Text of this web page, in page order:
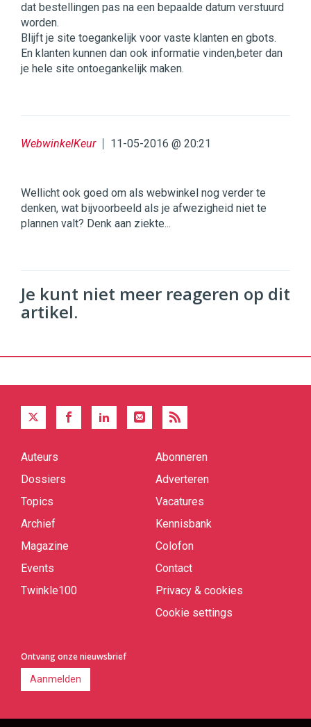
dat bestellingen pas na een bepaalde datum verstuurd
worden.
Blijft je site toegankelijk voor vaste klanten en gbots.
En klanten kunnen dan ook informatie vinden,beter dan
je hele site ontoegankelijk maken.
WebwinkelKeur 11-05-2016 @ 20:21
Wellicht ook goed om als webwinkel nog verder te
denken, wat bijvoorbeeld als je afwezigheid niet te
plannen valt? Denk aan ziekte...
Je kunt niet meer reageren op dit
artikel.
Quick
Auteurs
Dossiers
Topics
Archief
Magazine
Events
Twinkle100
Abonneren
Adverteren
Vacatures
Kennisbank
Colofon
Contact
Privacy & cookies
Cookie settings
Ontvang onze nieuwsbrief
Aanmelden